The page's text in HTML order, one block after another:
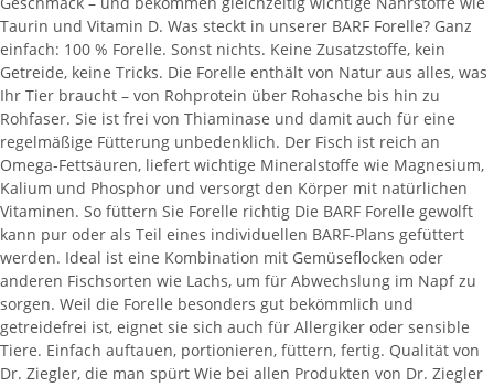
Taurin und Vitamin D. Was steckt in unserer BARF Forelle? Ganz
einfach: 100 % Forelle. Sonst nichts. Keine Zusatzstoffe, kein
Getreide, keine Tricks. Die Forelle enthält von Natur aus alles, was
Ihr Tier braucht – von Rohprotein über Rohasche bis hin zu
Rohfaser. Sie ist frei von Thiaminase und damit auch für eine
regelmäßige Fütterung unbedenklich. Der Fisch ist reich an
Omega-Fettsäuren, liefert wichtige Mineralstoffe wie Magnesium,
Kalium und Phosphor und versorgt den Körper mit natürlichen
Vitaminen. So füttern Sie Forelle richtig Die BARF Forelle gewolft
kann pur oder als Teil eines individuellen BARF-Plans gefüttert
werden. Ideal ist eine Kombination mit Gemüseflocken oder
anderen Fischsorten wie Lachs, um für Abwechslung im Napf zu
sorgen. Weil die Forelle besonders gut bekömmlich und
getreidefrei ist, eignet sie sich auch für Allergiker oder sensible
Tiere. Einfach auftauen, portionieren, füttern, fertig. Qualität von
Dr. Ziegler, die man spürt Wie bei allen Produkten von Dr. Ziegler